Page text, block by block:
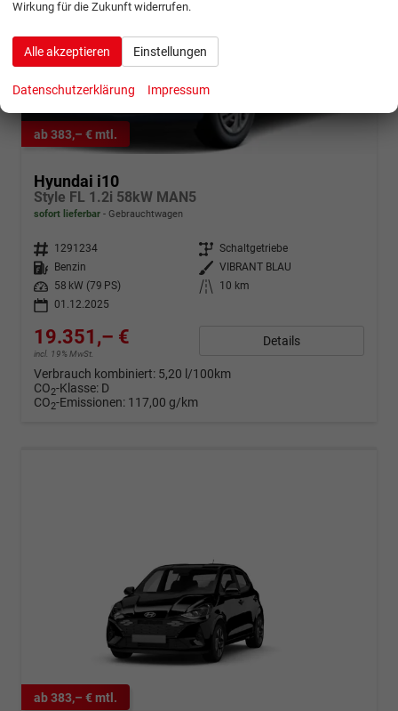
ab 383,– € mtl.
Hyundai i10
Style FL 1.2i 58kW MAN5
sofort lieferbar Gebrauchtwagen
Fahrzeugnr. 1291234 Getriebe Schaltgetriebe
Kraftstoff
Benzin Außenfarbe VIBRANT BLAU
Leistung
58 kW (79 PS) Kilometerstand
10 km
01.12.2025
19.351,– €
incl. 19% MwSt.
Details
Verbrauch kombiniert: 5,20 l/100km
CO2-Klasse: D
CO2-Emissionen: 117,00 g/km
ab 383,– € mtl.
Wirkung für die Zukunft widerrufen.
Alle akzeptieren Einstellungen
Datenschutzerklärung Impressum